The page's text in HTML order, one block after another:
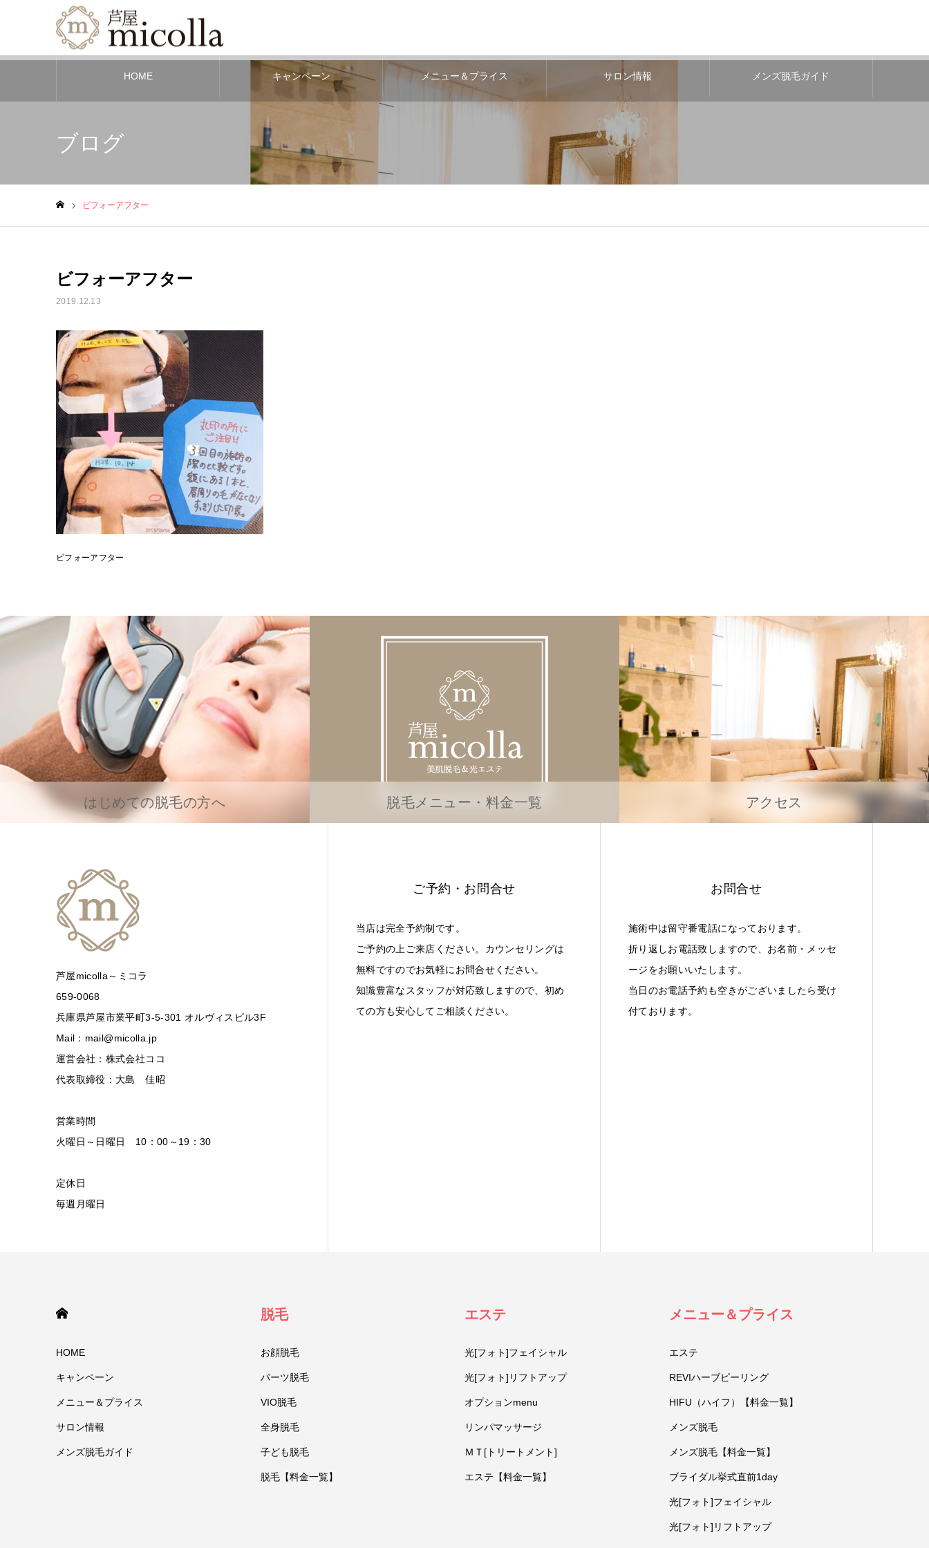
HOME キャンペーン メニュー＆プライス サロン情報 メンズ脱毛ガイド
ブログ
ビフォーアフター
ビフォーアフター
2019.12.13
ビフォーアフター
はじめての脱毛の方へ 脱毛メニュー・料金一覧 アクセス
芦屋micolla～ミコラ
659-0068
兵庫県芦屋市業平町3-5-301 オルヴィスビル3F
Mail：mail@micolla.jp
運営会社：株式会社ココ
代表取締役：大島 佳昭
営業時間
火曜日～日曜日 10：00～19：30
定休日
毎週月曜日
ご予約・お問合せ
当店は完全予約制です。
ご予約の上ご来店ください。カウンセリングは
無料ですのでお気軽にお問合せください。
知識豊富なスタッフが対応致しますので、初め
ての方も安心してご相談ください。
お問合せ
施術中は留守番電話になっております。
折り返しお電話致しますので、お名前・メッセ
ージをお願いいたします。
当日のお電話予約も空きがございましたら受け
付ております。
HOME
キャンペーン
メニュー＆プライス
サロン情報
メンズ脱毛ガイド
脱毛
お顔脱毛
パーツ脱毛
VIO脱毛
全身脱毛
子ども脱毛
脱毛【料金一覧】
エステ
光[フォト]フェイシャル
光[フォト]リフトアップ
オプションmenu
リンパマッサージ
ＭＴ[トリートメント]
エステ【料金一覧】
メニュー＆プライス
エステ
REVIハーブピーリング
HIFU（ハイフ）【料金一覧】
メンズ脱毛
メンズ脱毛【料金一覧】
ブライダル挙式直前1day
光[フォト]フェイシャル
光[フォト]リフトアップ